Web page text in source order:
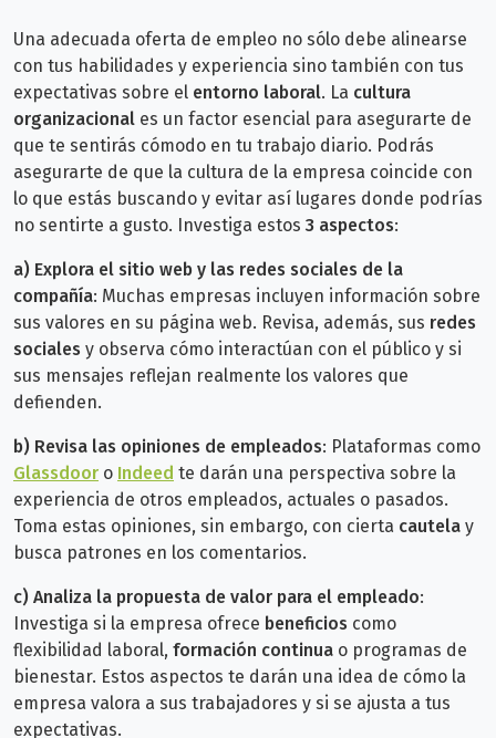
Una adecuada oferta de empleo no sólo debe alinearse
con tus habilidades y experiencia sino también con tus
expectativas sobre el entorno laboral. La cultura
organizacional es un factor esencial para asegurarte de
que te sentirás cómodo en tu trabajo diario. Podrás
asegurarte de que la cultura de la empresa coincide con
lo que estás buscando y evitar así lugares donde podrías
no sentirte a gusto. Investiga estos 3 aspectos:
a) Explora el sitio web y las redes sociales de la
compañía: Muchas empresas incluyen información sobre
sus valores en su página web. Revisa, además, sus redes
sociales y observa cómo interactúan con el público y si
sus mensajes reflejan realmente los valores que
defienden.
b) Revisa las opiniones de empleados: Plataformas como
Glassdoor o Indeed te darán una perspectiva sobre la
experiencia de otros empleados, actuales o pasados.
Toma estas opiniones, sin embargo, con cierta cautela y
busca patrones en los comentarios.
c) Analiza la propuesta de valor para el empleado:
Investiga si la empresa ofrece beneficios como
flexibilidad laboral, formación continua o programas de
bienestar. Estos aspectos te darán una idea de cómo la
empresa valora a sus trabajadores y si se ajusta a tus
expectativas.